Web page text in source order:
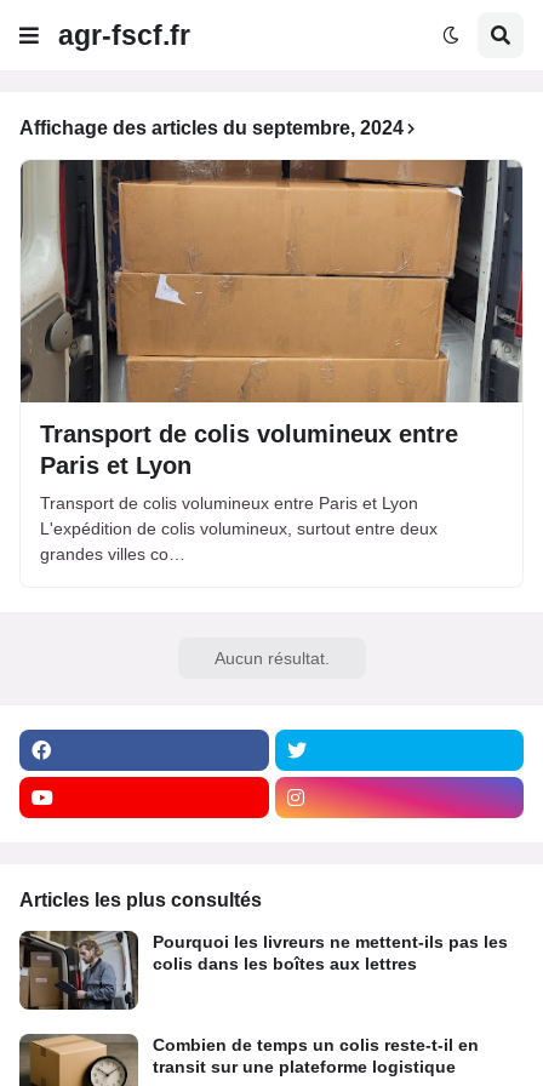
agr-fscf.fr
Affichage des articles du septembre, 2024
Transport de colis volumineux entre
Paris et Lyon
Transport de colis volumineux entre Paris et Lyon
L'expédition de colis volumineux, surtout entre deux
grandes villes co…
Aucun résultat.
Articles les plus consultés
Pourquoi les livreurs ne mettent-ils pas les
colis dans les boîtes aux lettres
Combien de temps un colis reste-t-il en
transit sur une plateforme logistique